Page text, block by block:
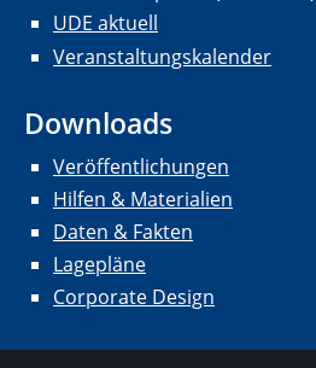
UDE aktuell
Veranstaltungskalender
Downloads
Veröffentlichungen
Hilfen & Materialien
Daten & Fakten
Lagepläne
Corporate Design